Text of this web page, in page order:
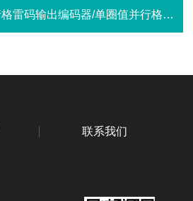
出编码器/单圈值并行格雷码输出编码器
联系我们